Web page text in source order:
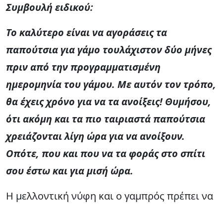
Συμβουλή ειδικού:
Το καλύτερο είναι να αγοράσεις τα
παπούτσια για γάμο τουλάχιστον δύο μήνες
πριν από την προγραμματισμένη
ημερομηνία του γάμου. Με αυτόν τον τρόπο,
θα έχεις χρόνο για να τα ανοίξεις! Θυμήσου,
ότι ακόμη και τα πιο ταιριαστά παπούτσια
χρειάζονται λίγη ώρα για να ανοίξουν.
Οπότε, που και που να τα φοράς στο σπίτι
σου έστω και για μισή ώρα.
Η μελλοντική νύφη και ο γαμπρός πρέπει να